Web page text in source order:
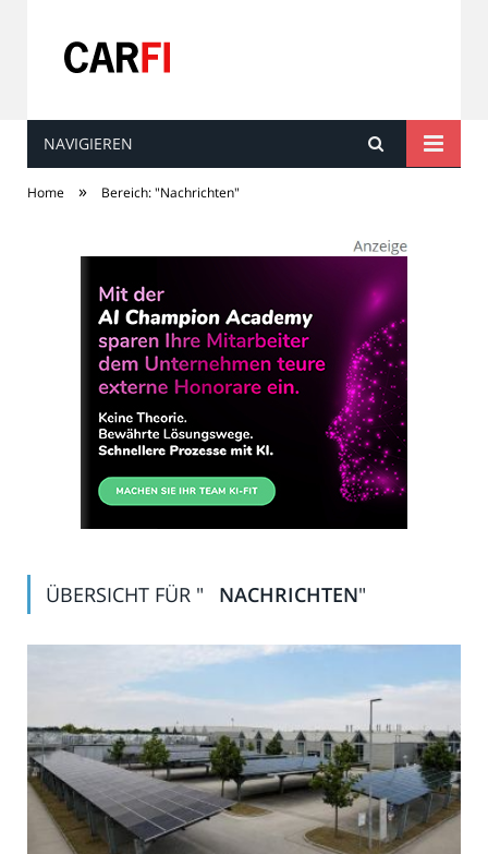
Carfi
NAVIGIEREN
Home » Bereich: "Nachrichten"
ÜBERSICHT FÜR " NACHRICHTEN"